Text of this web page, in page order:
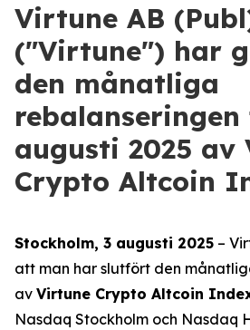
Virtune AB
("Virtune") har
den månatliga
augusti 2025 av
Crypto Altcoin
Stockholm, 3 augusti 2025 –
att man har slutfört den
av Virtune Crypto Altcoin
Nasdaq Stockholm och Nasdaq